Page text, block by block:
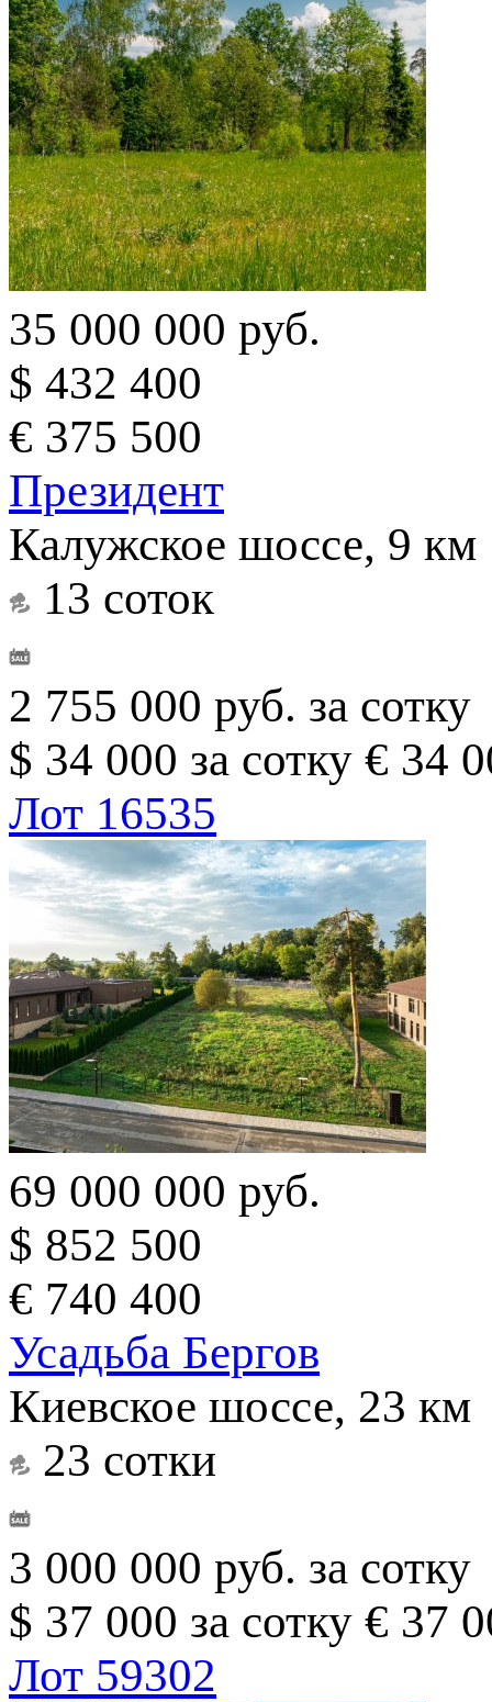
35 000 000 руб.
$ 432 400
€ 375 500
Президент
Калужское шоссе, 9 км
13 соток
2 755 000 руб. за сотку
$ 34 000 за сотку € 34
Лот 16535
69 000 000 руб.
$ 852 500
€ 740 400
Усадьба Бергов
Киевское шоссе, 23 км
23 сотки
3 000 000 руб. за сотку
$ 37 000 за сотку € 37
Лот 59302